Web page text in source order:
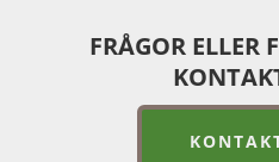
FRÅGOR ELLER